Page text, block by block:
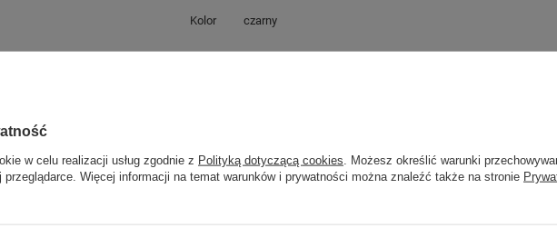
Kolor czarny
rękojmia wyłączona dla przedsiębiorców
Adres do reklamacji
w celu realizacji usług zgodnie z Polityką dotyczącą cookies . Możesz określić warunki
przeglądarce. Więcej informacji na temat warunków i prywatności można znaleźć także na stronie